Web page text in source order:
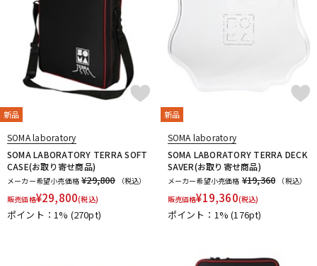
新品
SOMA laboratory
SOMA LABORATORY TERRA SOFT
CASE(お取り寄せ商品)
メーカー希望小売価格 ¥29,800
（税込）
販売価格¥29,800(税込)
ポイント：1% (270pt)
新品
SOMA laboratory
SOMA LABORATORY TERRA DECK
SAVER(お取り寄せ商品)
メーカー希望小売価格 ¥19,360
（税込）
販売価格¥19,360(税込)
ポイント：1%(176pt)